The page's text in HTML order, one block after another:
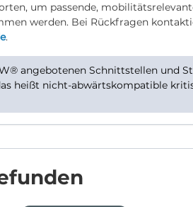
um passende,
werden. Bei Rückfragen
.
angebotenen Schnittstellen und
heißt nicht-abwärtskompatible